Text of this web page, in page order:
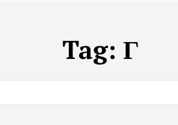
Tag: Γ